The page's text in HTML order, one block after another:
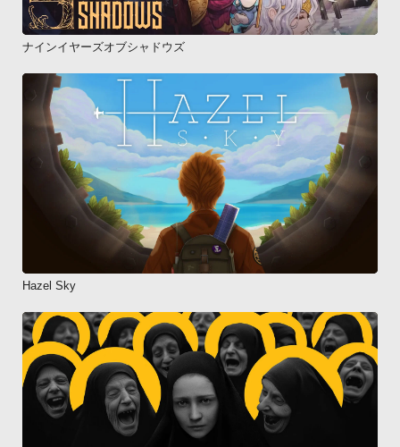
ナインイヤーズオブシャドウズ
Hazel Sky